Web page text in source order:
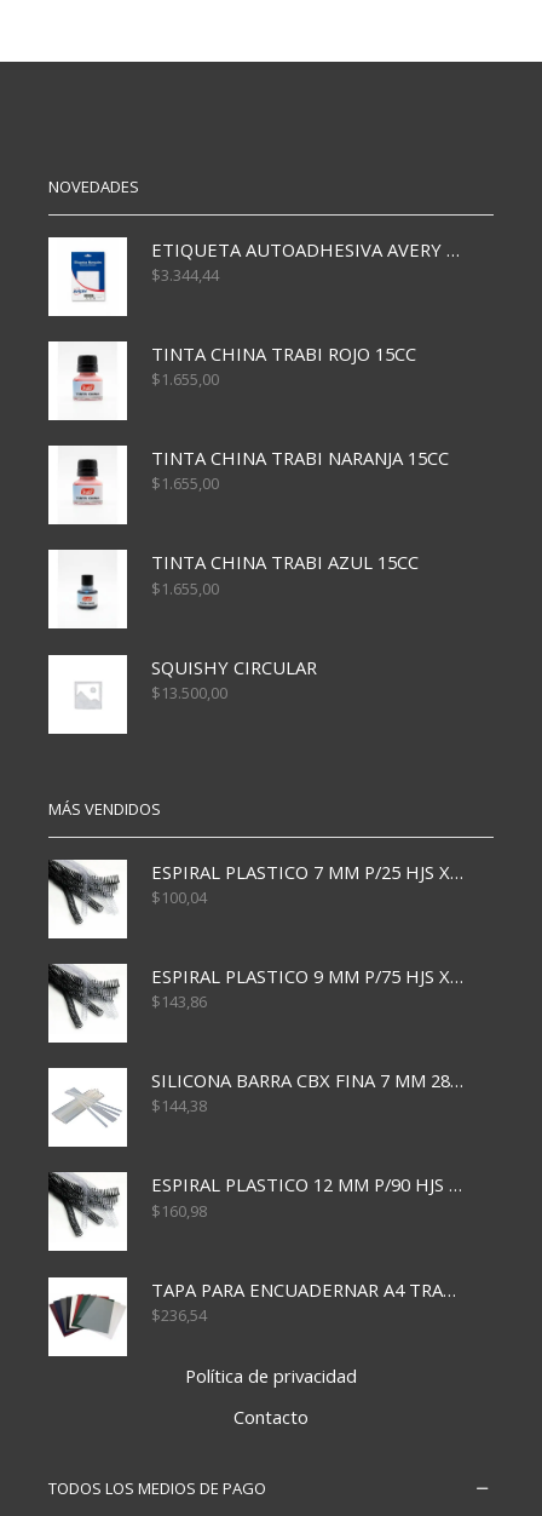
cantidad
cantidad
NOVEDADES
ETIQUETA AUTOADHESIVA AVERY 3026 30H 20 X 70
$3.344,44
TINTA CHINA TRABI ROJO 15CC
$1.655,00
TINTA CHINA TRABI NARANJA 15CC
$1.655,00
TINTA CHINA TRABI AZUL 15CC
$1.655,00
SQUISHY CIRCULAR
$13.500,00
MÁS VENDIDOS
ESPIRAL PLASTICO 7 MM P/25 HJS X50x3000
$100,04
ESPIRAL PLASTICO 9 MM P/75 HJS X50X2400
$143,86
SILICONA BARRA CBX FINA 7 MM 28 CM
$144,38
ESPIRAL PLASTICO 12 MM P/90 HJS X50X1500
$160,98
TAPA PARA ENCUADERNAR A4 TRANSP x50x500
$236,54
Política de privacidad
Contacto
TODOS LOS MEDIOS DE PAGO